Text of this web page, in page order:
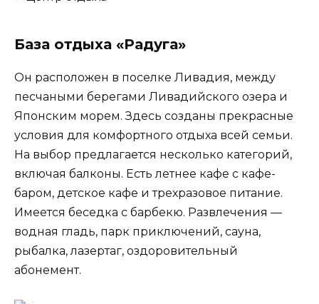
База отдыха «Радуга»
Он расположен в поселке Ливадия, между
песчаными берегами Ливадийского озера и
Японским морем. Здесь созданы прекрасные
условия для комфортного отдыха всей семьи.
На выбор предлагается несколько категорий,
включая балконы. Есть летнее кафе с кафе-
баром, детское кафе и трехразовое питание.
Имеется беседка с барбекю. Развлечения —
водная гладь, парк приключений, сауна,
рыбалка, лазертаг, оздоровительный
абонемент.